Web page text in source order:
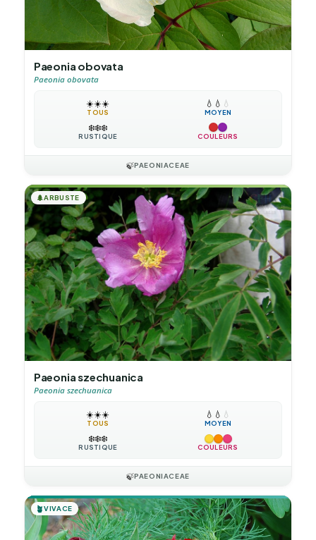
Paeonia obovata
Paeonia obovata
☀️☀️☀️
TOUS
💧 💧 💧
MOYEN
❄️❄️❄️
RUSTIQUE COULEURS
🍃PAEONIACEAE
🌲ARBUSTE
Paeonia szechuanica
Paeonia szechuanica
☀️☀️☀️
TOUS
💧 💧 💧
MOYEN
❄️❄️❄️
RUSTIQUE COULEURS
🍃PAEONIACEAE
🪴VIVACE